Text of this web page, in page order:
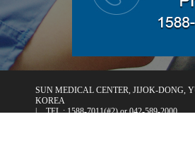
SUN MEDICAL CENTER, JIJOK-DONG,
KOREA
|
TEL : 1588-7011(#2) or 042-589-2000